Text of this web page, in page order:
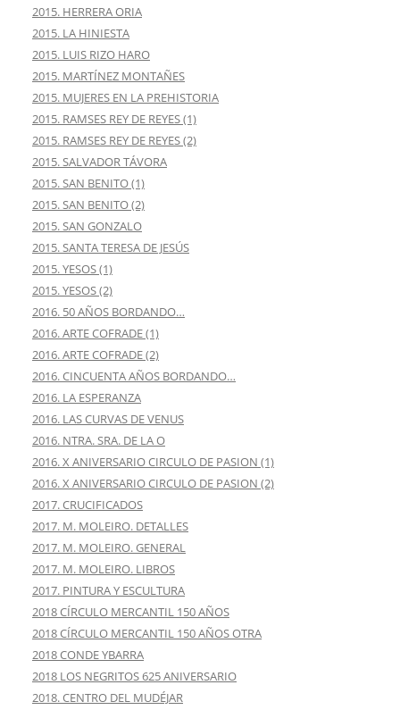
2015. HERRERA ORIA
2015. LA HINIESTA
2015. LUIS RIZO HARO
2015. MARTÍNEZ MONTAÑES
2015. MUJERES EN LA PREHISTORIA
2015. RAMSES REY DE REYES (1)
2015. RAMSES REY DE REYES (2)
2015. SALVADOR TÁVORA
2015. SAN BENITO (1)
2015. SAN BENITO (2)
2015. SAN GONZALO
2015. SANTA TERESA DE JESÚS
2015. YESOS (1)
2015. YESOS (2)
2016. 50 AÑOS BORDANDO…
2016. ARTE COFRADE (1)
2016. ARTE COFRADE (2)
2016. CINCUENTA AÑOS BORDANDO…
2016. LA ESPERANZA
2016. LAS CURVAS DE VENUS
2016. NTRA. SRA. DE LA O
2016. X ANIVERSARIO CIRCULO DE PASION (1)
2016. X ANIVERSARIO CIRCULO DE PASION (2)
2017. CRUCIFICADOS
2017. M. MOLEIRO. DETALLES
2017. M. MOLEIRO. GENERAL
2017. M. MOLEIRO. LIBROS
2017. PINTURA Y ESCULTURA
2018 CÍRCULO MERCANTIL 150 AÑOS
2018 CÍRCULO MERCANTIL 150 AÑOS OTRA
2018 CONDE YBARRA
2018 LOS NEGRITOS 625 ANIVERSARIO
2018. CENTRO DEL MUDÉJAR